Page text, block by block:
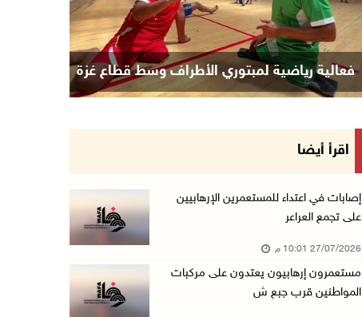
فعالية قصف إسرائيلي يستهدف حي الشجاعية بغزة
اقرأ أيضا
إصابات في اعتداء للمستعمرين الإرهابيين
على تجمع العراعر
27/07/2026 10:01 م
مستعمرون إرهابيون يعتدون على مركبات
المواطنين قرب جبع ش